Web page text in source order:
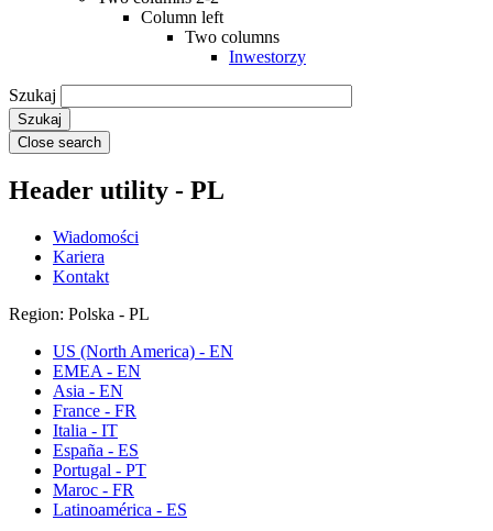
Column left
Two columns
Inwestorzy
Szukaj
Close search
Header utility - PL
Wiadomości
Kariera
Kontakt
Region: Polska - PL
US (North America) - EN
EMEA - EN
Asia - EN
France - FR
Italia - IT
España - ES
Portugal - PT
Maroc - FR
Latinoamérica - ES